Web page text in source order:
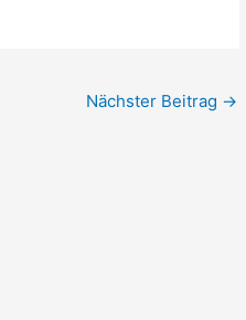
Nächster Beitrag →